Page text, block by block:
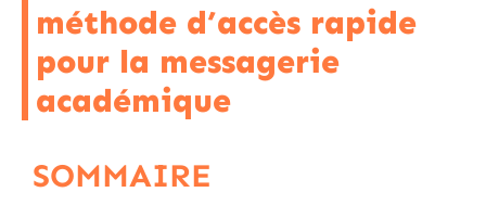
méthode d’accès rapide
pour la messagerie
académique
SOMMAIRE